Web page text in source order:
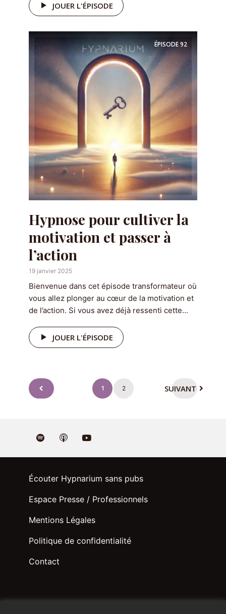
JOUER L'ÉPISODE
ÉPISODE92
Hypnose pour cultiver la
motivation et passer à
l’action
19 janvier 2025
Bienvenue dans cet épisode transformateur où
vous allez plonger au cœur de la motivation et
de l’action. Si vous avez déjà ressenti cette...
JOUER L'ÉPISODE
Pagination
des
1 2 SUIVANT
Écouter Hypnarium sans pubs
Espace Presse / Professionnels
Mentions Légales
Politique de confidentialité
Contact